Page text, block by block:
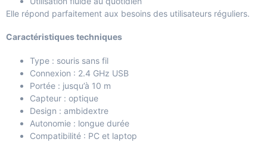
Elle répond parfaitement aux besoins des utilisateurs réguliers.
Caractéristiques techniques
Type : souris sans fil
Connexion : 2.4 GHz USB
Portée : jusqu’à 10 m
Capteur : optique
Design : ambidextre
Autonomie : longue durée
Compatibilité : PC et laptop